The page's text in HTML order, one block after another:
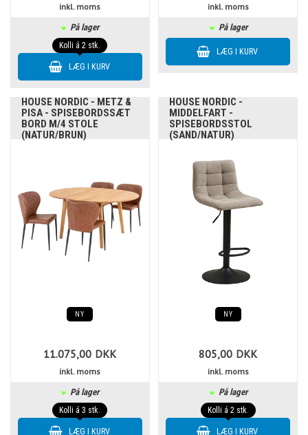
inkl. moms
På lager
Kolli á 2 stk.
inkl. moms
På lager
HOUSE NORDIC - METZ &
PISA - SPISEBORDSSÆT
BORD M/4 STOLE
(NATUR/BRUN)
NY
11.075,00 DKK
inkl. moms
På lager
Kolli á 3 stk.
HOUSE NORDIC -
MIDDELFART -
SPISEBORDSSTOL
(SAND/NATUR)
NY
805,00 DKK
inkl. moms
På lager
Kolli á 2 stk.